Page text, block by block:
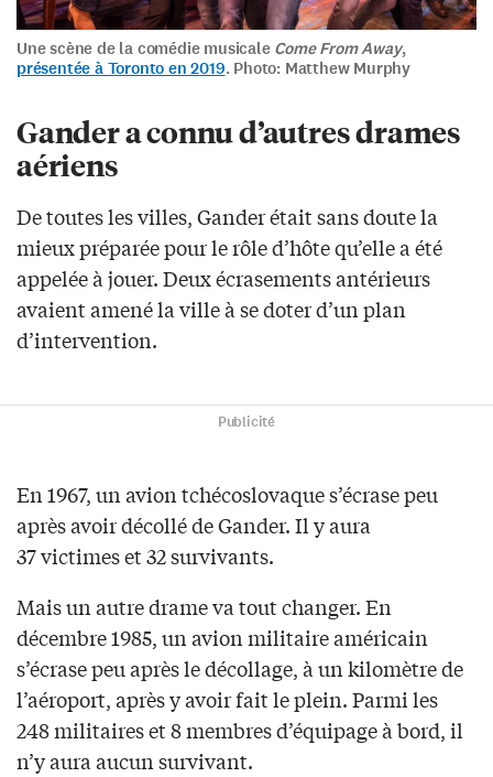
Une scène de la comédie musicaleCome From Away,
présentée à Toronto en 2019. Photo: Matthew Murphy
Gander a connu d’autres drames
aériens
De toutes les villes, Gander était sans doute la
mieux préparée pour le rôle d’hôte qu’elle a été
appelée à jouer. Deux écrasements antérieurs
avaient amené la ville à se doter d’un plan
d’intervention.
Publicité
En 1967, un avion tchécoslovaque s’écrase peu
après avoir décollé de Gander. Il y aura
37 victimes et 32 survivants.
Mais un autre drame va tout changer. En
décembre 1985, un avion militaire américain
s’écrase peu après le décollage, à un kilomètre de
l’aéroport, après y avoir fait le plein. Parmi les
248 militaires et 8 membres d’équipage à bord, il
n’y aura aucun survivant.